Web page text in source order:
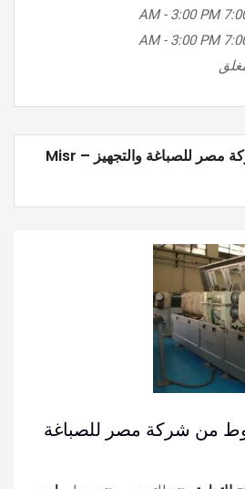
7:00
- 3:00 PM
7:00
- 3:00 PM
منتجات وخدمات شركة مصر للصباغة والتجهيز – Misr
من شركة مصر للصباغة